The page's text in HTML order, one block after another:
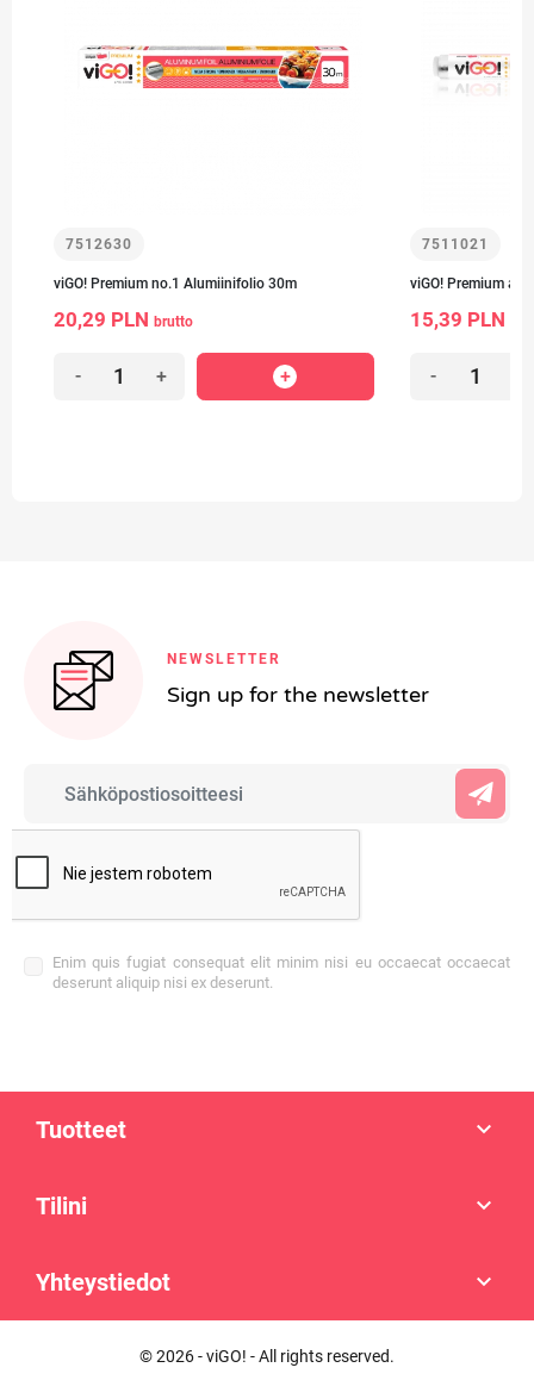
7512630
viGO! Premium no.1 Alumiinifolio 30m
20,29 PLN brutto
- +
7511021
viGO! Premium
15,39 PLN
-
NEWSLETTER
Sign up for the newsletter
Enim quis fugiat consequat elit minim nisi eu occaecat occaecat
deserunt aliquip nisi ex deserunt.
Tuotteet 
Tilini 
Yhteystiedot 
© 2026 - viGO! - All rights reserved.